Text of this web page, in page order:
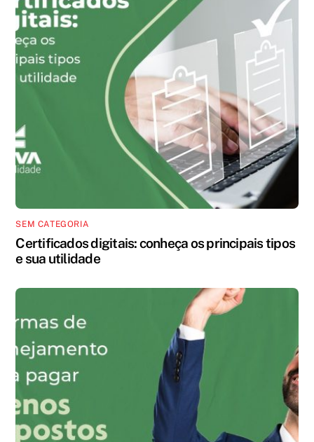
SEM CATEGORIA
Certificados digitais: conheça os principais tipos
e sua utilidade